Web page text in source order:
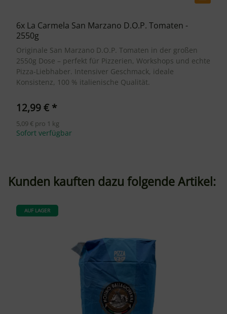
6x La Carmela San Marzano D.O.P. Tomaten -
2550g
Originale San Marzano D.O.P. Tomaten in der großen
2550g Dose – perfekt für Pizzerien, Workshops und echte
Pizza-Liebhaber. Intensiver Geschmack, ideale
Konsistenz, 100 % italienische Qualität.
12,99 € *
5,09 € pro 1 kg
Sofort verfügbar
Kunden kauften dazu folgende Artikel:
AUF LAGER